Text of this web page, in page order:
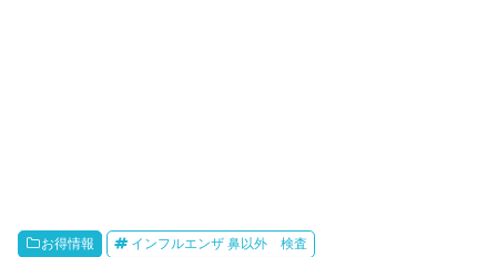
お得情報 インフルエンザ 鼻以外 検査